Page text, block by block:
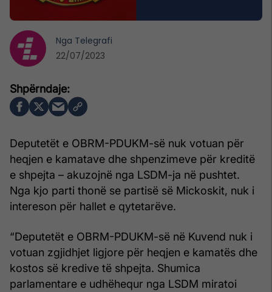
Deputetët e OBRM-PDUKM-së nuk votuan për
heqjen e kamatave dhe shpenzimeve për kreditë
e shpejta – akuzojnë nga LSDM-ja në pushtet.
Nga kjo parti thonë se partisë së Mickoskit, nuk i
intereson për hallet e qytetarëve.
“Deputetët e OBRM-PDUKM-së në Kuvend nuk i
votuan zgjidhjet ligjore për heqjen e kamatës dhe
kostos së kredive të shpejta. Shumica
parlamentare e udhëhequr nga LSDM miratoi
Nga Telegrafi
22/07/2023